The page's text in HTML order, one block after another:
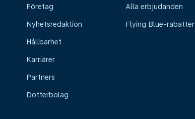
Företag
Nyhetsredaktion
Hållbarhet
Karriärer
Partners
Dotterbolag
Alla erbjudanden
Flying Blue-rabatter